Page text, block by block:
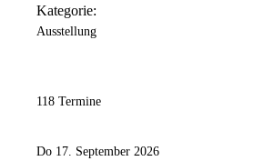
Kategorie:
Ausstellung
118 Termine
Do 17. September 2026